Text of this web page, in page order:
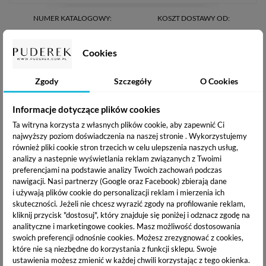
Cookies
Zgody Szczegóły O Cookies
Informacje dotyczące plików cookies
Ta witryna korzysta z własnych plików cookie, aby zapewnić Ci
najwyższy poziom doświadczenia na naszej stronie . Wykorzystujemy
również pliki cookie stron trzecich w celu ulepszenia naszych usług,
analizy a nastepnie wyświetlania reklam związanych z Twoimi
preferencjami na podstawie analizy Twoich zachowań podczas
nawigacji. Nasi partnerzy (Google oraz Facebook) zbierają dane
i używają plików cookie do personalizacji reklam i mierzenia ich
skuteczności. Jeżeli nie chcesz wyrazić zgody na profilowanie reklam,
kliknij przycisk "dostosuj", który znajduje się poniżej i odznacz zgodę na
analityczne i marketingowe cookies. Masz możliwość dostosowania
swoich preferencji odnośnie cookies. Możesz zrezygnować z cookies,
które nie są niezbędne do korzystania z funkcji sklepu. Swoje
ustawienia możesz zmienić w każdej chwili korzystając z tego okienka.
NUMER KATALOGOWY:
5903819817669
WYSYŁKA W CIĄGU:
KOSZT DOSTAWY OD:
10.99 zł /zobacz więcej
CLARESA MAKEUP PRODUKTY
POWIĄZANE